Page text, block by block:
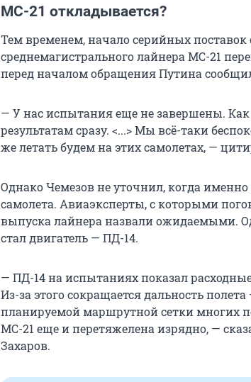
MC-21 откладывается?
Тем временем, начало серийных поставок
среднемагистрального лайнера MC-21
перед началом обращения Путина сообщил
— У нас испытания еще не завершены.
результатам сразу. <...> Мы всё-таки
же летать будем на этих самолетах, —
Однако Чемезов не уточнил, когда
самолета. Авиаэксперты, с которыми
выпуска лайнера назвали ожидаемыми.
стал двигатель — ПД-14.
— ПД-14 на испытаниях показал
Из-за этого сокращается дальность
планируемой маршрутной сетки многих
MC-21 еще и перетяжелена изрядно, —
Захаров.